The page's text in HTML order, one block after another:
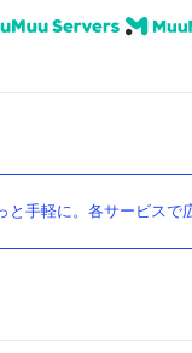
手軽に。各サービスで